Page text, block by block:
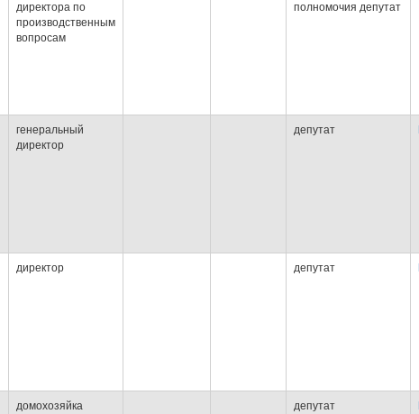
директора по
производственным
вопросам
полномочия депутат
генеральный
директор
депутат
директор депутат
домохозяйка депутат